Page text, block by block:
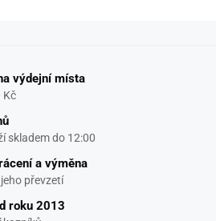
výdejní místa
Kč
skladem do 12:00
a výměna
převzetí
roku 2013